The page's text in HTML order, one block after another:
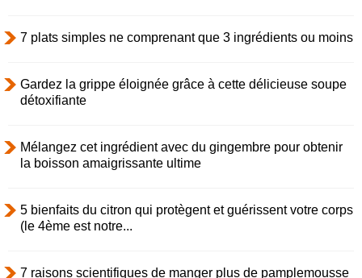
7 plats simples ne comprenant que 3 ingrédients ou moins
Gardez la grippe éloignée grâce à cette délicieuse soupe
détoxifiante
Mélangez cet ingrédient avec du gingembre pour obtenir
la boisson amaigrissante ultime
5 bienfaits du citron qui protègent et guérissent votre corps
(le 4ème est notre...
7 raisons scientifiques de manger plus de pamplemousse